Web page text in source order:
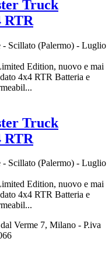
Truck
RTR
- Scillato (Palermo) - Luglio
Edition, nuovo e mai
4x4 RTR Batteria e
Truck
RTR
- Scillato (Palermo) - Luglio
Edition, nuovo e mai
4x4 RTR Batteria e
Verme 7, Milano - P.iva